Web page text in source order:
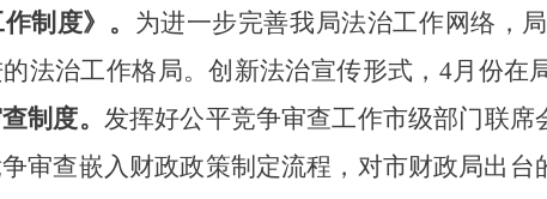
制度》 。 为进一步完善我局法治工作网络，
法治工作格局。创新法治宣传形式， 4月份在
制度。 发挥好公平竞争审查工作市级部门联
审查嵌入财政政策制定流程，对市财政局出